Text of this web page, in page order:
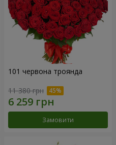
101 червона троянда
11 380 грн
Замовити